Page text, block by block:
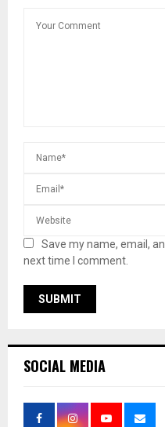
Save my name, email,
next time I comment.
SOCIAL MEDIA